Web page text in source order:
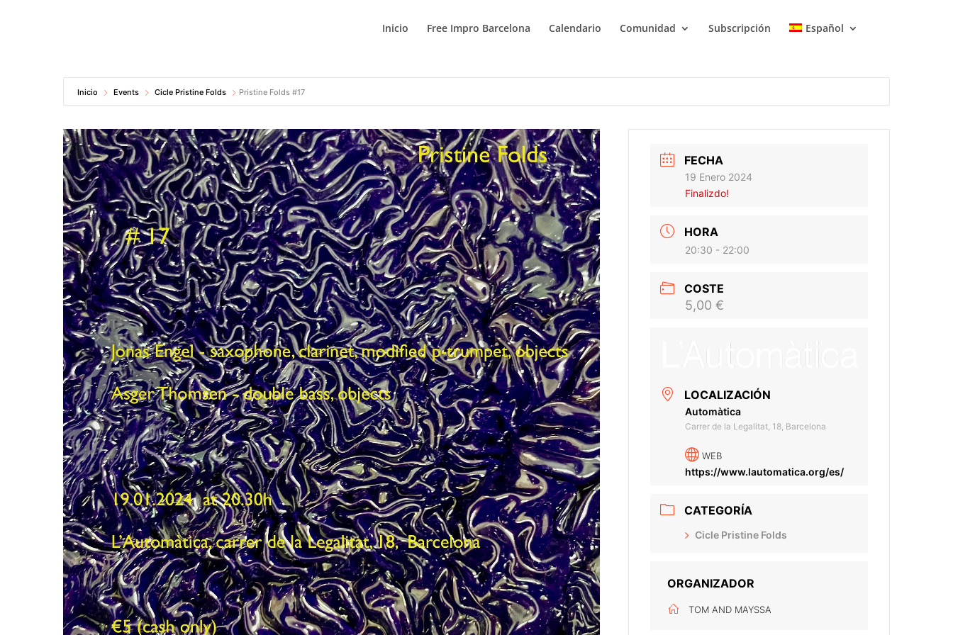
Inicio Free Impro Barcelona Calendario Comunidad Subscripción Español
Inicio Events Cicle Pristine Folds Pristine Folds #17
FECHA
19 Enero 2024
Finalizdo!
HORA
20:30 - 22:00
COSTE
5,00 €
LOCALIZACIÓN
Automàtica
Carrer de la Legalitat, 18, Barcelona
WEB
https://www.lautomatica.org/es/
CATEGORÍA
Cicle Pristine Folds
ORGANIZADOR
TOM AND MAYSSA